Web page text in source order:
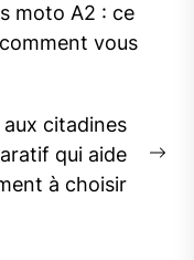
moto A2 : ce
vous
citadines
qui aide
à choisir